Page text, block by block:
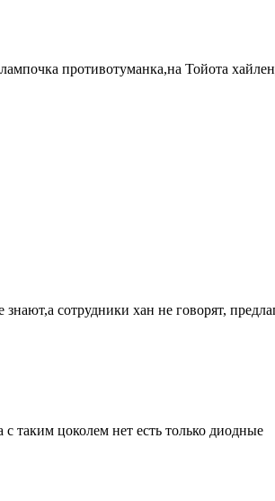
противотуманка,на Тойота
сотрудники хан не говорят,
с таким цоколем нет есть только диодные